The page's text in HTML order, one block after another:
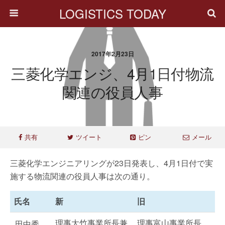
LOGISTICS TODAY
2017年2月23日
三菱化学エンジ、4月1日付物流
関連の役員人事
共有 ツイート ピン メール
三菱化学エンジニアリングが23日発表し、4月1日付で実
施する物流関連の役員人事は次の通り。
氏名 新
旧